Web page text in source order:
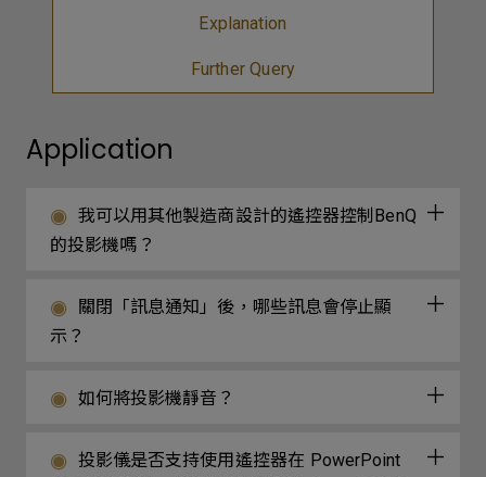
Explanation
Further Query
Application
我可以用其他製造商設計的遙控器控制BenQ
的投影機嗎？
關閉「訊息通知」後，哪些訊息會停止顯
示？
如何將投影機靜音？
投影儀是否支持使用遙控器在 PowerPoint